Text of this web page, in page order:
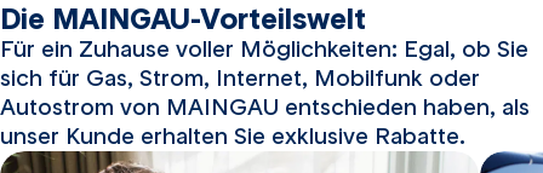
Die MAINGAU-Vorteilswelt
Für ein Zuhause voller Möglichkeiten: Egal, ob Sie
sich für Gas, Strom, Internet, Mobilfunk oder
Autostrom von MAINGAU entschieden haben, als
unser Kunde erhalten Sie exklusive Rabatte.